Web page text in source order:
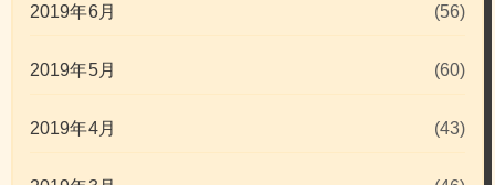
2019年6月 (56)
2019年5月 (60)
2019年4月 (43)